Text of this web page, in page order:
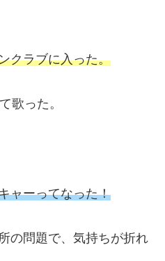
クラブに入った。
歌った。
ャーってなった！
の問題で、気持ちが折れ